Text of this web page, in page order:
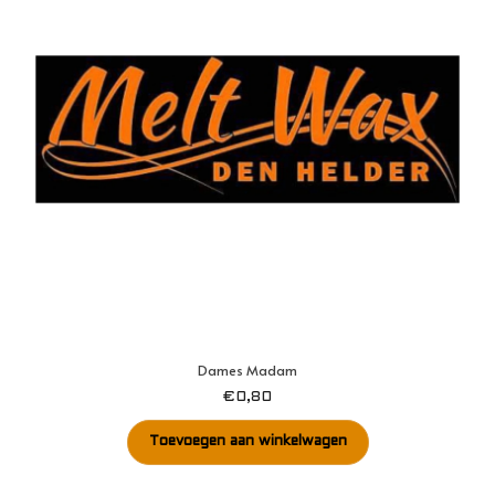
Dames Madam
€0,80
Toevoegen aan winkelwagen